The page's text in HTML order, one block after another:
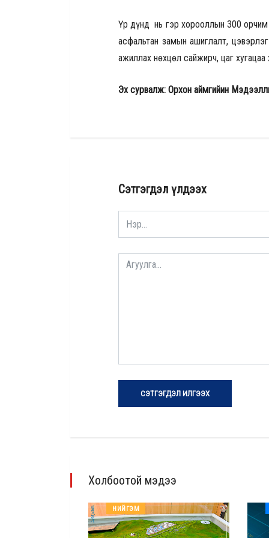
Үр дүнд нь гэр хорооллын 300
асфальтан замын ашиглалт,
ажиллах нөхцөл сайжирч, цаг
Эх сурвалж: Орхон аймгийин
Сэтгэгдэл үлдээх
СЭТГЭГДЭЛ ИЛГЭЭХ
Холбоотой мэдээ
НИЙГЭМ